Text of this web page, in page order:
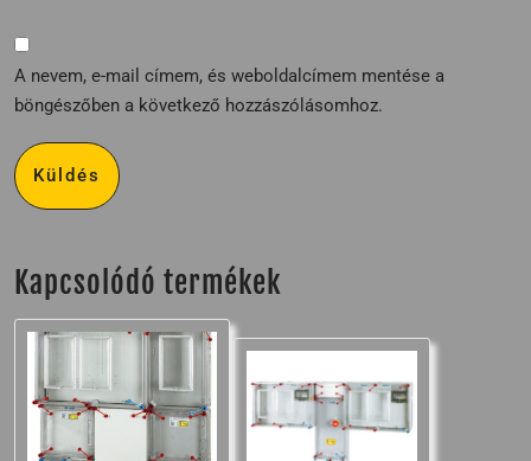
A nevem, e-mail címem, és weboldalcímem mentése a
böngészőben a következő hozzászólásomhoz.
Kapcsolódó termékek